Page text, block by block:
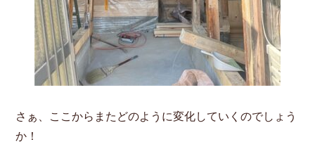
さぁ、ここからまたどのように変化していくのでしょう
か！